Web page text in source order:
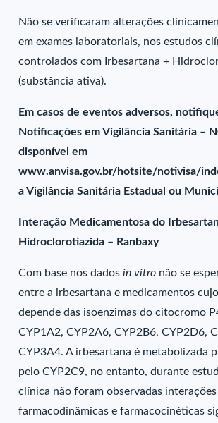
Não se verificaram alterações
em exames laboratoriais, nos estudos
controlados com Irbesartana +
(substância ativa).
Em casos de eventos adversos,
Notificações em Vigilância Sanitária –
disponível em
www.anvisa.gov.br/hotsite/notivisa/
a Vigilância Sanitária Estadual ou
Interação Medicamentosa do
Hidroclorotiazida – Ranbaxy
Com base nos dadosin vitro não se
entre a irbesartana e medicamentos
depende das isoenzimas do citocromo
CYP1A2, CYP2A6, CYP2B6, CYP2D6,
CYP3A4. A irbesartana é metabolizada
pelo CYP2C9, no entanto, durante
clínica não foram observadas interações
farmacodinâmicas e farmacocinéticas